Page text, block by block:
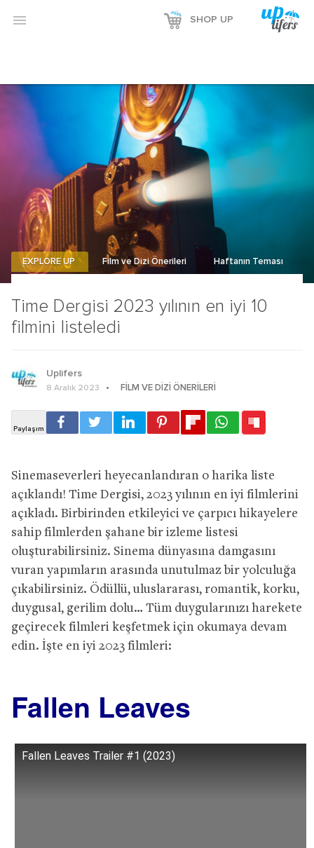
 SHOP UP
Time Dergisi 2023 yılının en iyi 10
filmini listeledi
EXPLORE UP Film ve Dizi Önerileri Haftanın Teması
Uplifers
8 Aralık 2023 FILM VE DIZI ÖNERILERI
Sinemaseverleri heyecanlandıran o harika liste
açıklandı! Time Dergisi, 2023 yılının en iyi filmlerini
açıkladı. Birbirinden etkileyici ve çarpıcı hikayelere
sahip filmlerden şahane bir izleme listesi
oluşturabilirsiniz. Sinema dünyasına damgasını
vuran yapımların arasında unutulmaz bir yolculuğa
çıkabilirsiniz. Ödüllü, uluslararası, romantik, korku,
duygusal, gerilim dolu… Tüm duygularınızı harekete
geçirecek filmleri keşfetmek için okumaya devam
edin. İşte en iyi 2023 filmleri:
Fallen Leaves
Fallen Leaves Trailer #1 (2023)